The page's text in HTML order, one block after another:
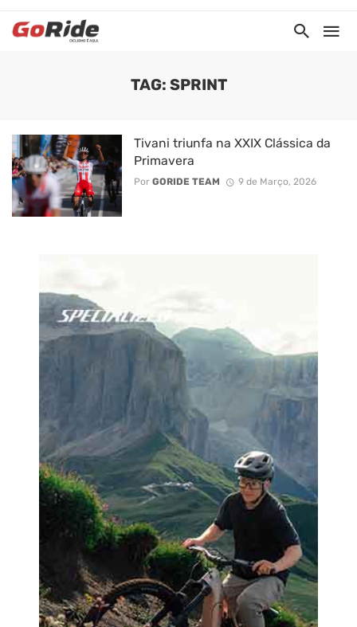
TAG: SPRINT
Tivani triunfa na XXIX Clássica da
Primavera
Por GORIDE TEAM 9 de Março, 2026